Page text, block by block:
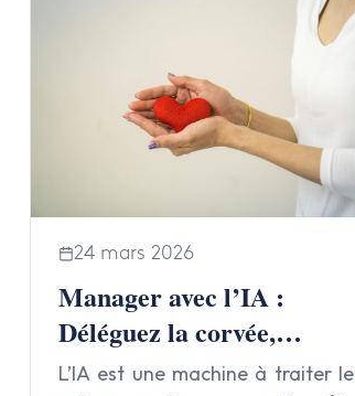
24 mars 2026
Manager avec l’IA :
Déléguez la corvée,
gardez l’émotion !
L’IA est une machine à traiter le